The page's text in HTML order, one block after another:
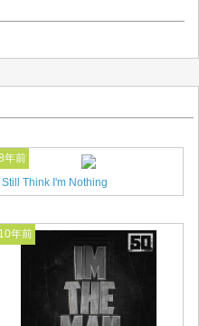
年前
Still Think I'm Nothing
10年前